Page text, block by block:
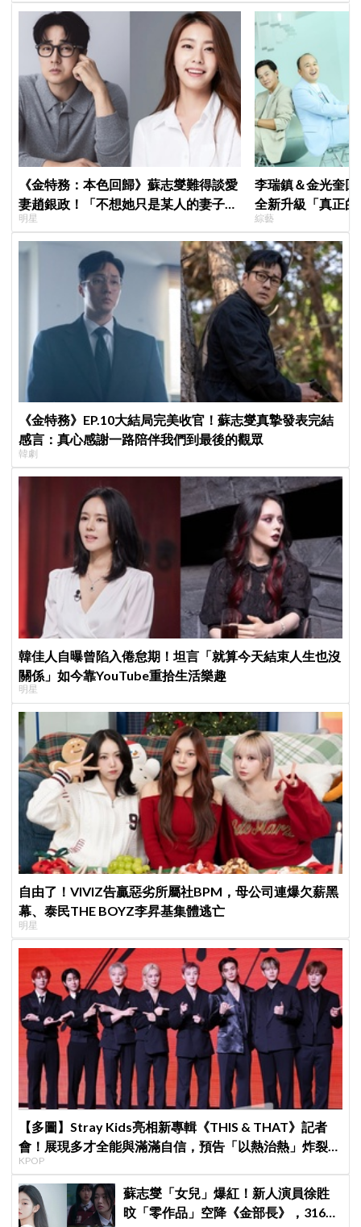
《金特務：本色回歸》蘇志燮難得談愛
妻趙銀政！「不想她只是某人的妻子」
一句話展現滿滿尊重與愛
明星
李瑞鎮＆金光奎
全新升級「真正
私生活都包辦！8
綜藝
《金特務》EP.10大結局完美收官！蘇志燮真摯發表完結
感言：真心感謝一路陪伴我們到最後的觀眾
韓劇
韓佳人自曝曾陷入倦怠期！坦言「就算今天結束人生也沒
關係」如今靠YouTube重拾生活樂趣
明星
自由了！VIVIZ告贏惡劣所屬社BPM，母公司連爆欠薪黑
幕、泰民THE BOYZ李昇基集體逃亡
明星
【多圖】Stray Kids亮相新專輯《THIS & THAT》記者
會！展現多才全能與滿滿自信，預告「以熱治熱」炸裂夏
日音樂圈
KPOP
蘇志燮「女兒」爆紅！新人演員徐貹
旼「零作品」空降《金部長》，316萬